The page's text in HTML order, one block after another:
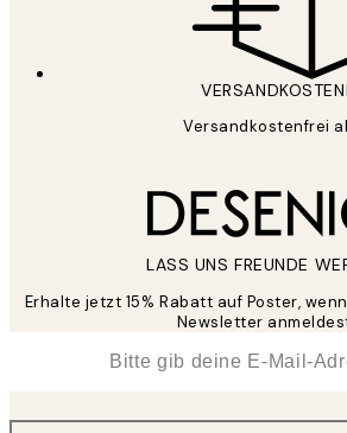
Versandkostenfrei
LASS UNS FREUNDE
Erhalte jetzt 15% Rabatt auf Poster,
Newsletter